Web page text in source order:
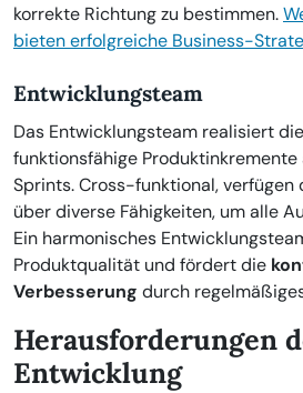
korrekte Richtung zu bestimmen.
bieten erfolgreiche Business-
Entwicklungsteam
Das Entwicklungsteam realisiert
funktionsfähige Produktinkremente
Sprints. Cross-funktional, verfügen
über diverse Fähigkeiten, um alle
Ein harmonisches
Produktqualität und fördert die
Verbesserung durch
Herausforderungen
Entwicklung